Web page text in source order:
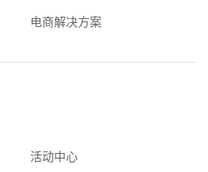
电商解决方案
活动中心